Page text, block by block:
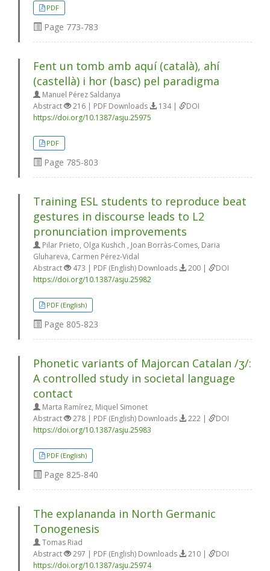
PDF
Page 773-783
Fent un tomb amb aquí (català), ahí
(castellà) i hor (basc) pel paradigma
Manuel Pérez Saldanya
Abstract
216 | PDF Downloads 134 |
DOI
https://doi.org/10.1387/asju.25975
PDF
Page 785-803
Training ESL students to reproduce beat
gestures in discourse leads to L2
pronunciation improvements
Pilar Prieto, Olga Kushch , Joan Borràs-Comes, Daria
Gluhareva, Carmen Pérez-Vidal
Abstract
473 | PDF (English) Downloads 200 |
DOI
https://doi.org/10.1387/asju.25982
PDF (English)
Page 805-823
Phonetic variants of Majorcan Catalan /ʒ/:
A controlled study in societal language
contact
Marta Ramírez, Miquel Simonet
Abstract
278 | PDF (English) Downloads 222 |
DOI
https://doi.org/10.1387/asju.25983
PDF (English)
Page 825-840
The explananda in North Germanic
Tonogenesis
Tomas Riad
Abstract
297 | PDF (English) Downloads 210 |
DOI
https://doi.org/10.1387/asju.25974